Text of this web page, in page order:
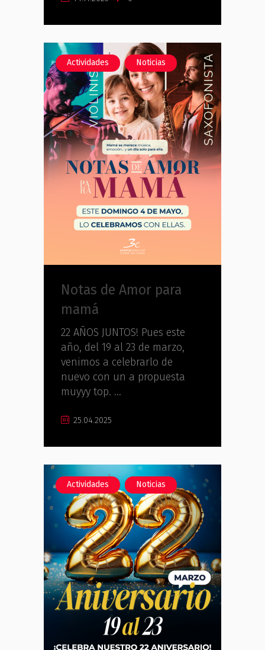
Actividades
,
Noticias
Notas de Amor para
mamá
22 AÑOS JUNTOS! Pues este
año, del 19 al 23 de marzo,
venimos a celebrarlo de
nuevo con un a propuesta
muyyy top.
25.04.2025
Actividades
,
Noticias